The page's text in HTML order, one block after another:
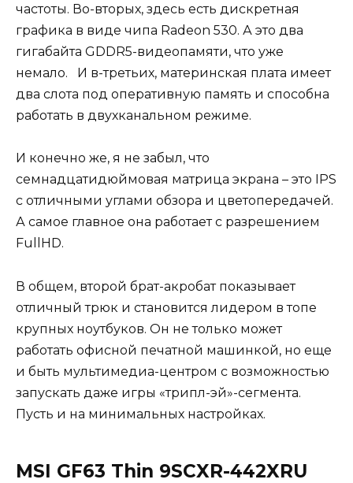
частоты. Во-вторых, здесь есть дискретная
графика в виде чипа Radeon 530. А это два
гигабайта GDDR5-видеопамяти, что уже
немало. И в-третьих, материнская плата имеет
два слота под оперативную память и способна
работать в двухканальном режиме.
И конечно же, я не забыл, что
семнадцатидюймовая матрица экрана – это IPS
с отличными углами обзора и цветопередачей.
А самое главное она работает с разрешением
FullHD.
В общем, второй брат-акробат показывает
отличный трюк и становится лидером в топе
крупных ноутбуков. Он не только может
работать офисной печатной машинкой, но еще
и быть мультимедиа-центром с возможностью
запускать даже игры «трипл-эй»-сегмента.
Пусть и на минимальных настройках.
MSI GF63 Thin 9SCXR-442XRU